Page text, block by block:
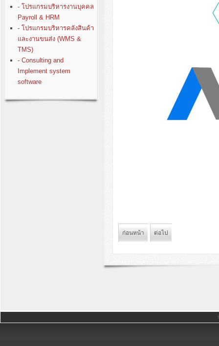
- โปรแกรมบริหารงานบุคคล
Payroll & HRM
- โปรแกรมบริหารคลังสินค้า
และงานขนส่ง (WMS &
TMS)
- Consulting and
Implement system
software
ก่อนหน้า ต่อไป